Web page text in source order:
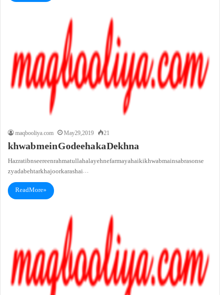
maqbooliya.com May 29, 2019 21
khwab mein Godeeha ka Dekhna
Hazrat ibn seereen rahmatullah alayeh ne farmaya hai ki khwab main sab rason se
zyada behtar khajoor ka ras hai…
Read More »